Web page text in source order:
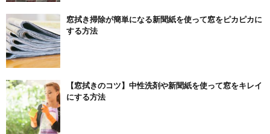
窓拭き掃除が簡単になる新聞紙を使って窓をピカピカに
する方法
【窓拭きのコツ】中性洗剤や新聞紙を使って窓をキレイ
にする方法